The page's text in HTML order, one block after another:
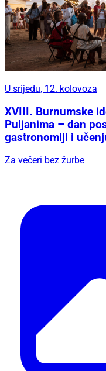
U srijedu, 12. kolovoza
XVIII. Burnumske
Puljanima – dan
gastronomiji i
Za večeri bez žurbe